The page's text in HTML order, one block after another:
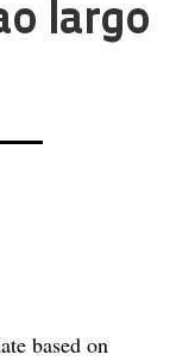
largo
based on